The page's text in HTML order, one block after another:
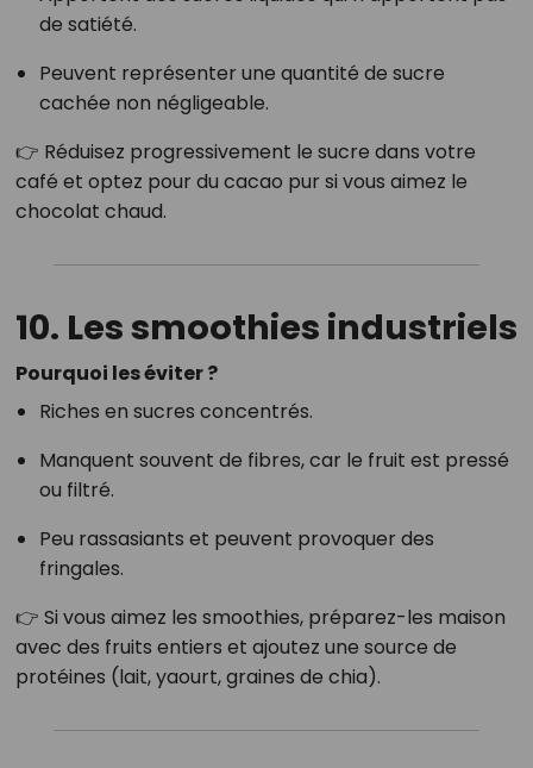
de satiété.
Peuvent représenter une quantité de sucre
cachée non négligeable.
👉 Réduisez progressivement le sucre dans votre
café et optez pour du cacao pur si vous aimez le
chocolat chaud.
10. Les smoothies industriels
Pourquoi les éviter ?
Riches en sucres concentrés.
Manquent souvent de fibres, car le fruit est pressé
ou filtré.
Peu rassasiants et peuvent provoquer des
fringales.
👉 Si vous aimez les smoothies, préparez-les maison
avec des fruits entiers et ajoutez une source de
protéines (lait, yaourt, graines de chia).